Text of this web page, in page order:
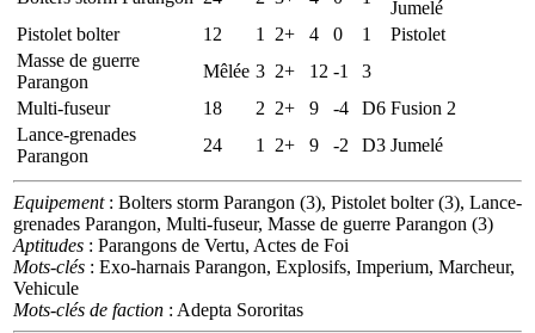
Jumelé
Pistolet bolter
12 1 2+ 4 0 1
Pistolet
Masse de guerre
Parangon
Mêlée 3 2+ 12 -1
3
Multi-fuseur
18 2 2+ 9 -4 D6 Fusion 2
Lance-grenades
Parangon
24 1 2+ 9 -2 D3 Jumelé
Equipement: Bolters storm Parangon (3), Pistolet bolter (3), Lance-
grenades Parangon, Multi-fuseur, Masse de guerre Parangon (3)
Aptitudes : Parangons de Vertu, Actes de Foi
Mots-clés : Exo-harnais Parangon, Explosifs, Imperium, Marcheur,
Vehicule
Mots-clés de faction : Adepta Sororitas